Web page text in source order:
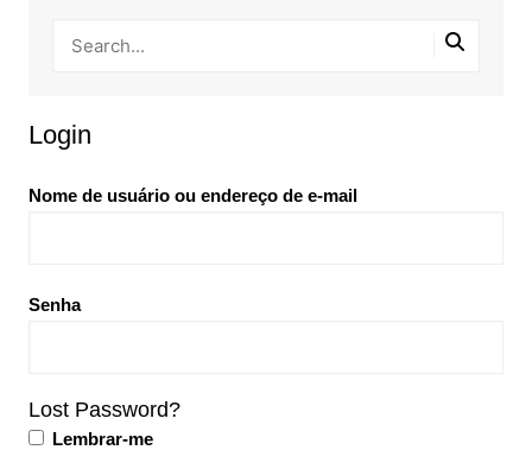
Login
Nome de usuário ou endereço de e-mail
Senha
Lost Password?
Lembrar-me